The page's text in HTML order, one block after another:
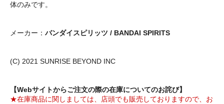
体のみです。
メーカー： バンダイスピリッツ / BANDAI SPIRITS
(C) 2021 SUNRISE BEYOND INC
【Webサイトからご注文の際の在庫についてのお詫び】
★在庫商品に関しましては、店頭でも販売しておりますので、お